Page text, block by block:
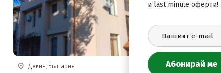
Девин, България Девин,
и last minute оферти!